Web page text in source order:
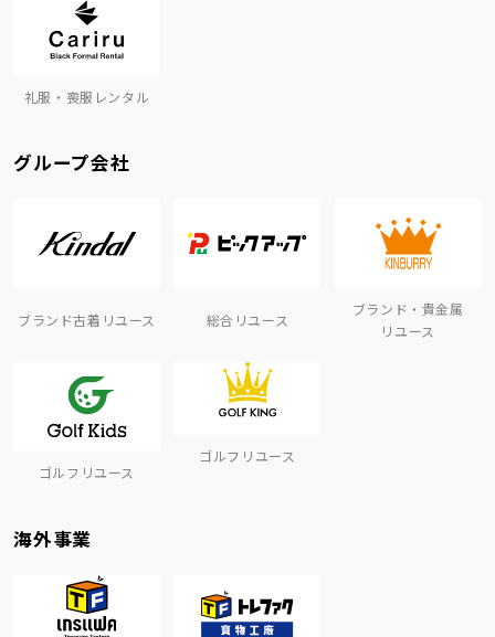
礼服・喪服レンタル
グループ会社
ブランド古着リユース 総合リユース
ブランド・貴金属
リユース
ゴルフリユース
ゴルフリユース
海外事業